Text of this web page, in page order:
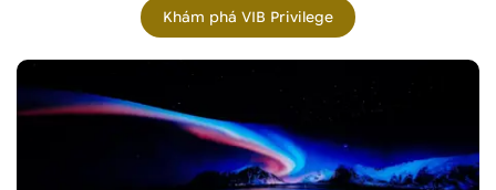
Khám phá VIB Privilege